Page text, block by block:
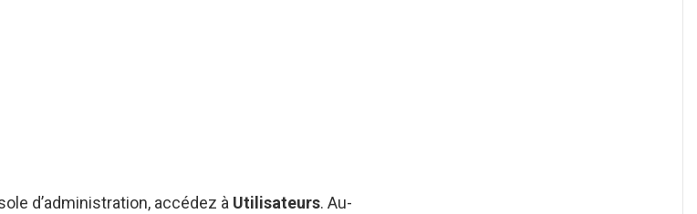
d’administration, accédez à Utilisateurs. Au-